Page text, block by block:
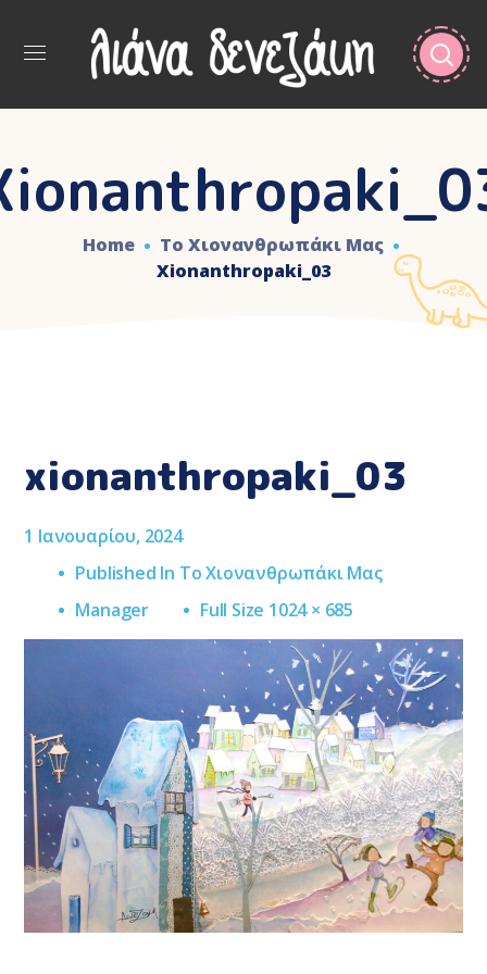
Home
Το Χιονανθρωπάκι Μας
Xionanthropaki_03
xionanthropaki_03
1 Ιανουαρίου, 2024
Published In Το Χιονανθρωπάκι Μας
Manager
Full
Size
Full Size 1024 × 685